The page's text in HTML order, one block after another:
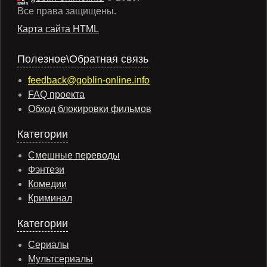
Все права защищены.
Карта сайта HTML
Полезное\Обратная связь
feedback@goblin-online.info
FAQ проекта
Обход блокировки фильмов
Категории
Смешные переводы
Фэнтези
Комедии
Криминал
Категории
Сериалы
Мультсериалы